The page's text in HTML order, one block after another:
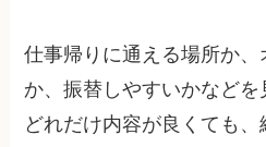
仕事帰りに通える場所か
か、振替しやすいかなどを
どれだけ内容が良くても